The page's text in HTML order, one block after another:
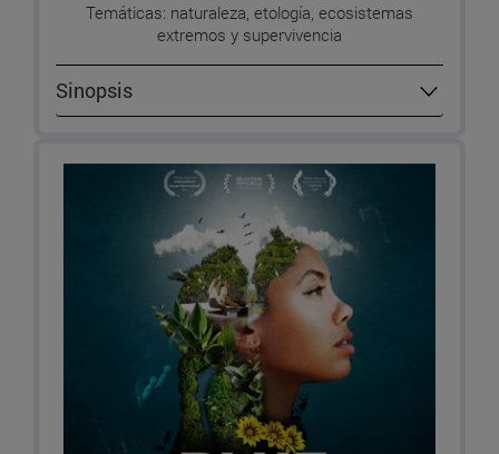
Temáticas: naturaleza, etología, ecosistemas
extremos y supervivencia
Sinopsis